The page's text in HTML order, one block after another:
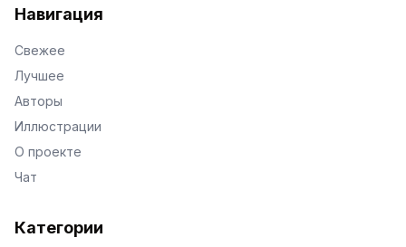
Навигация
Свежее
Лучшее
Авторы
Иллюстрации
О проекте
Чат
Категории